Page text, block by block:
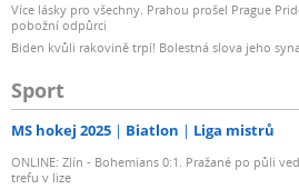
Více lásky pro všechny. Prahou prošel Prague
pobožní odpůrci
Biden kvůli rakovině trpí! Bolestná slova jeho
Sport
MS hokej 2025 Biatlon Liga mistrů
ONLINE: Zlín - Bohemians 0:1. Pražané po půli
trefu v lize